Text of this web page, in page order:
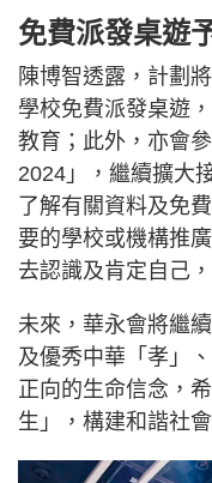
免費派發桌遊
陳博智透露，計劃
學校免費派發桌遊
教育；此外，亦會
2024」，繼續擴大
了解有關資料及免
要的學校或機構推
去認識及肯定自己
未來，華永會將繼
及優秀中華「孝」
正向的生命信念，
生」，構建和諧社會